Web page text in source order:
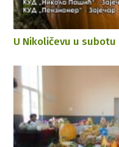
U Nikoličevu u subotu